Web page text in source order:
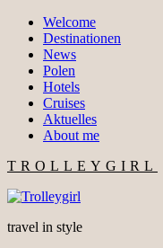
Welcome
Destinationen
News
Polen
Hotels
Cruises
Aktuelles
About me
TROLLEYGIRL
travel in style